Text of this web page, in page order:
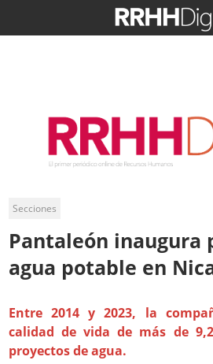
Secciones
Pantaleón inaugura
agua potable en
Entre 2014 y 2023, la
calidad de vida de más de
proyectos de agua.